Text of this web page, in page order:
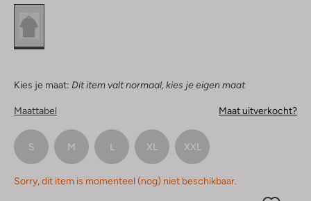
Kies je maat: Dit item valt normaal, kies je eigen maat
Maattabel Maat uitverkocht?
S M L XL XXL
Sorry, dit item is momenteel (nog) niet beschikbaar.